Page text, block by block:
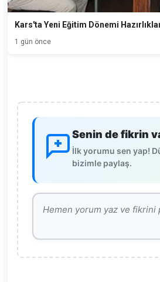
Kars'ta Yeni Eğitim Dönemi
1 gün önce
Senin de fikrin
İlk yorumu sen yap!
bizimle paylaş.